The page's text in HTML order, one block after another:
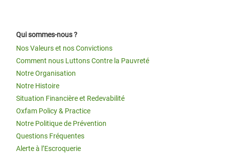
Qui sommes-nous ?
Nos Valeurs et nos Convictions
Comment nous Luttons Contre la Pauvreté
Notre Organisation
Notre Histoire
Situation Financière et Redevabilité
Oxfam Policy & Practice
Notre Politique de Prévention
Questions Fréquentes
Alerte à l’Escroquerie